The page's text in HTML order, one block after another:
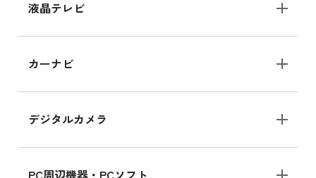
液晶テレビ
カーナビ
デジタルカメラ
iPhone 15 128GB の新品買取価格
MK2K3J/Aの新品買取価格はこちら